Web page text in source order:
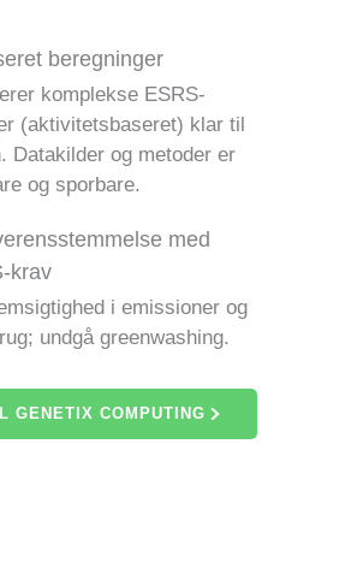
GENETIX COMPUTING
beregninger
komplekse ESRS-
(aktivitetsbaseret) klar til
Datakilder og metoder er
og sporbare.
med
krav
i emissioner og
undgå greenwashing.